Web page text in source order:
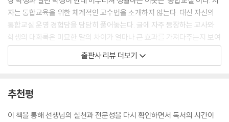
스트레스를 어떻게 줄일 수 있을까요?
--- p.48
이 모든 우려를 최소화할 방법이 있었다. 바로 활동지원사다. 아이 곁에서
아이의 특성을 이해하고 아이가 원만하게 학교생활에 적응할 수 있도록 도
와줄 사람이 있다면 일반학교를 가도, 특수학교를 가도 걱정을 덜 수 있다.
준히 수소문해 보자는 말씀을 진웅이 보호자분께 드리기로 했다.
자는 통합교육을 위한 체계적인 교수법을 소개하지 않는다. 대신 자신의
통합교실 운영 경험담을 담담히 풀어놓는다. 글에 자주 등장하는 교사와
학생의 대화록은 미묘한 말의 차이가 얼마나 큰 효과를 가져다주는지 보여
준다. 아이를 부르는 방법, 아이의 문제행동을 지적하고 설득하는 방법, 통
합교육의 목적을 이해시키는 방법 등이 생생한 대화 속에 자연스럽게 드러
한 아이들이 함께 어우러져 성장하는 교실이 있었다. 통합교실을 맡게 된
선생님, 통합교실이 걱정되는 부모님 모두 다정한 분투에 동참해 보자.
출판사 리뷰 더보기
추천평
이 책을 통해 선생님의 실천과 전문성을 다시 확인하면서 독서의 시간이